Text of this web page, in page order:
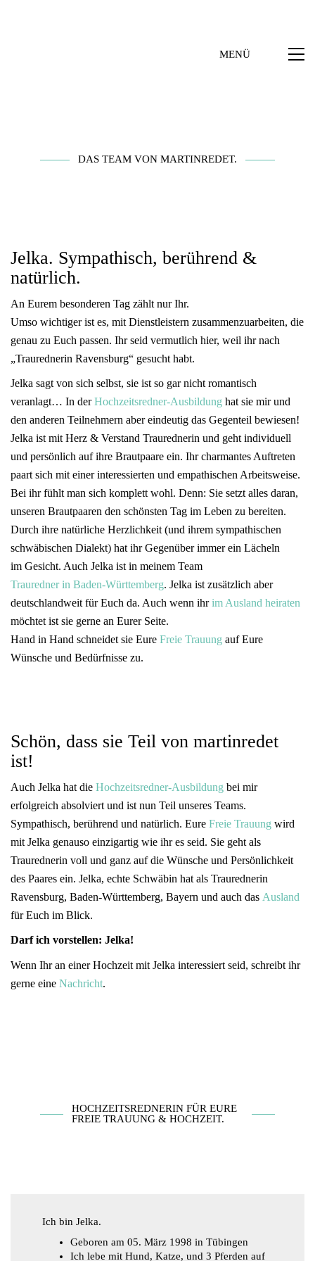
MENÜ
DAS TEAM VON MARTINREDET.
Jelka. Sympathisch, berührend &
natürlich.
An Eurem besonderen Tag zählt nur Ihr.
Umso wichtiger ist es, mit Dienstleistern zusammenzuarbeiten, die
genau zu Euch passen. Ihr seid vermutlich hier, weil ihr nach
„Traurednerin Ravensburg“ gesucht habt.
Jelka sagt von sich selbst, sie ist so gar nicht romantisch
veranlagt… In derHochzeitsredner-Ausbildung hat sie mir und
den anderen Teilnehmern aber eindeutig das Gegenteil bewiesen!
Jelka ist mit Herz & Verstand Traurednerin und geht individuell
und persönlich auf ihre Brautpaare ein. Ihr charmantes Auftreten
paart sich mit einer interessierten und empathischen Arbeitsweise.
Bei ihr fühlt man sich komplett wohl. Denn: Sie setzt alles daran,
unseren Brautpaaren den schönsten Tag im Leben zu bereiten.
Durch ihre natürliche Herzlichkeit (und ihrem sympathischen
schwäbischen Dialekt) hat ihr Gegenüber immer ein Lächeln
im Gesicht. Auch Jelka ist in meinem Team
Trauredner in Baden-Württemberg. Jelka ist zusätzlich aber
deutschlandweit für Euch da. Auch wenn ihrim Ausland heiraten
möchtet ist sie gerne an Eurer Seite.
Hand in Hand schneidet sie Eure Freie Trauung auf Eure
Wünsche und Bedürfnisse zu.
Schön, dass sie Teil von martinredet
ist!
​Auch Jelka hat die Hochzeitsredner-Ausbildung bei mir
erfolgreich absolviert und ist nun Teil unseres Teams.
Sympathisch, berührend und natürlich. Eure Freie Trauung wird
mit Jelka genauso einzigartig wie ihr es seid. Sie geht als
Traurednerin voll und ganz auf die Wünsche und Persönlichkeit
des Paares ein. Jelka, echte Schwäbin hat als Traurednerin
Ravensburg, Baden-Württemberg, Bayern und auch das Ausland
für Euch im Blick.
Darf ich vorstellen: Jelka!
Wenn Ihr an einer Hochzeit mit Jelka interessiert seid, schreibt ihr
gerne eine Nachricht.
HOCHZEITSREDNERIN FÜR EURE
FREIE TRAUUNG & HOCHZEIT.
Ich bin Jelka.
Geboren am 05. März 1998 in Tübingen
Ich lebe mit Hund, Katze, und 3 Pferden auf